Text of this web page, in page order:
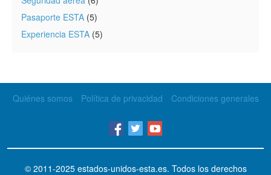
Pasaporte ESTA (5)
Experiencia ESTA (5)
Quiénes somos Política de privacidad Condiciones generales
© 2011-2025 estados-unidos-esta.es. Todos los derechos